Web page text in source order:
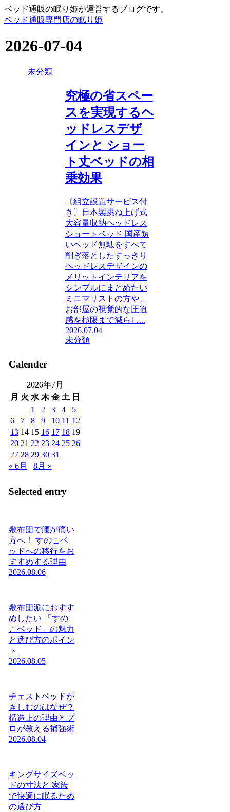
ベッド通販の眠り姫が運営するブログです。
ベッド通販専門店の眠り姫
2026-07-04
未分類
究極の省スペー
スを実現するヘ
ッドレスデザ
インと ショー
ト丈ベッドの相
乗効果
〔組立設置サービス付
き〕日本製跳ね上げ式
大容量収納ヘッドレス
ショートベッド 国産短
いベッド無駄をすべて
削ぎ落としたすっきり
ヘッドレスデザインの
メリットインテリアを
シンプルにまとめたい
ミニマリストの方や、
お部屋の視覚的な圧迫
感を極限まで減らし...
2026.07.04
未分類
Calender
2026年7月
月 火 水 木 金 土 日
1
2 3 4
5
6
7 8 9 10 11 12
13 14 15 16 17 18 19
20 21 22 23 24 25 26
27 28 29 30 31
« 6月
8月 »
Selected entry
敷布団で腰が痛い
方へ！ すのこベ
ッドへの移行をお
すすめする理由
2026.08.06
敷布団派におすす
めしたい 「すの
こベッド」の魅力
と選び方のポイン
ト
2026.08.05
チェストベッドが
きしむのはなぜ？
構造上の理由とプ
ロが教える補強術
2026.08.04
キングサイズベッ
ドの寸法と 家族
で快適に眠るため
の選び方